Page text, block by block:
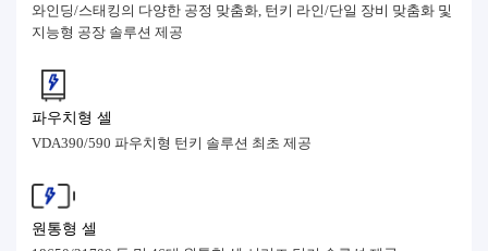
와인딩/스태킹의 다양한 공정 맞춤화, 턴키 라인/단일 장비 맞춤화 및
지능형 공장 솔루션 제공
파우치형 셀
VDA390/590 파우치형 턴키 솔루션 최초 제공
원통형 셀